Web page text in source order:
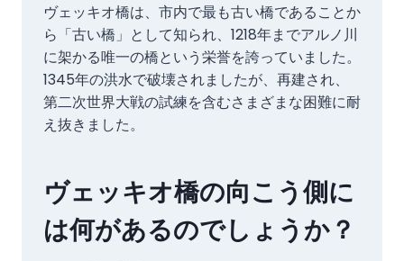
ヴェッキオ橋は、市内で最も古い橋であることか
ら「古い橋」として知られ、1218年までアルノ川
に架かる唯一の橋という栄誉を誇っていました。
1345年の洪水で破壊されましたが、再建され、
第二次世界大戦の試練を含むさまざまな困難に耐
え抜きました。
ヴェッキオ橋の向こう側に
は何があるのでしょうか？